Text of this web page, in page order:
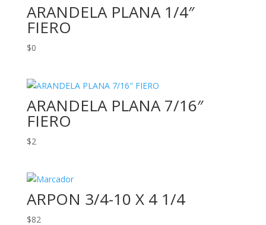
ARANDELA PLANA 1/4″
FIERO
$0
ARANDELA PLANA 7/16″
FIERO
$2
ARPON 3/4-10 X 4 1/4
$82